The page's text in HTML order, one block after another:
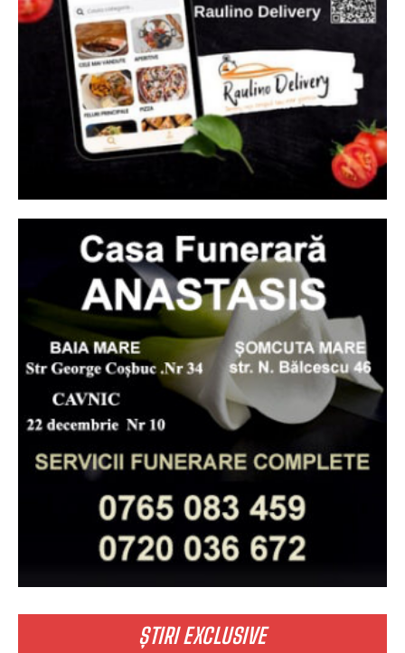
ȘTIRI EXCLUSIVE